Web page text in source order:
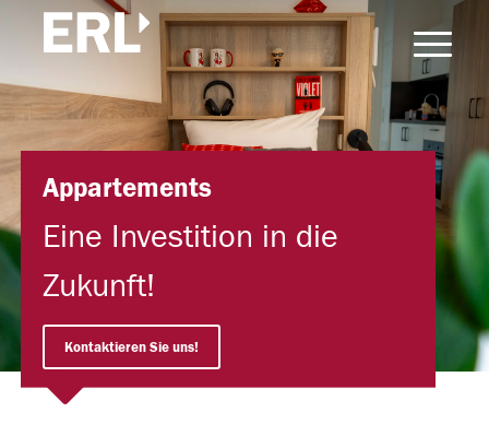
Appartements
Eine Investition in die
Zukunft!
Kontaktieren Sie uns!